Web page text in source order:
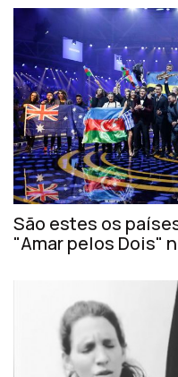
São estes os
"Amar pelos Dois"